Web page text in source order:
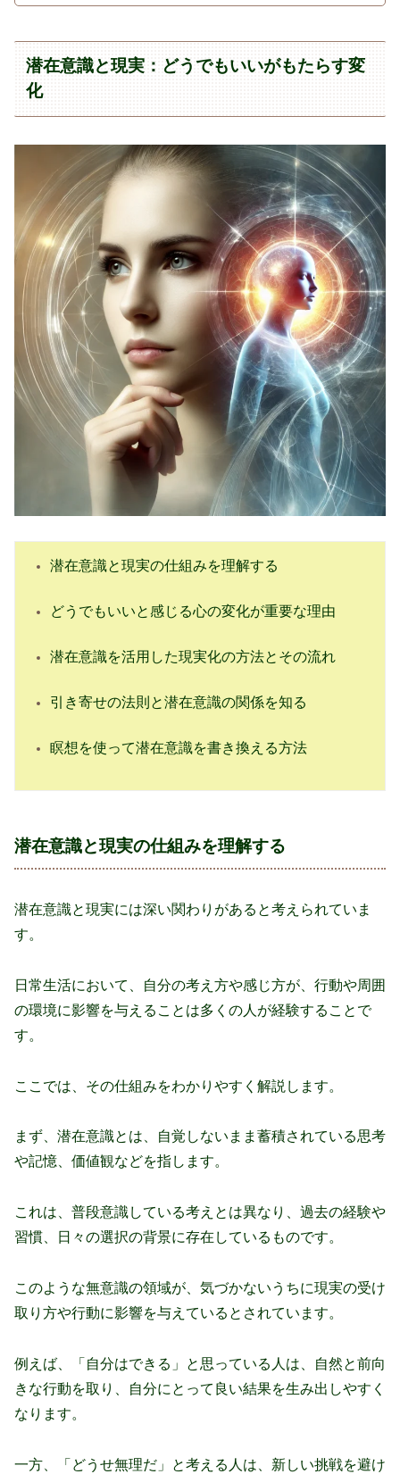
潜在意識と現実：どうでもいいがもたらす変
化
潜在意識と現実の仕組みを理解する
どうでもいいと感じる心の変化が重要な理由
潜在意識を活用した現実化の方法とその流れ
引き寄せの法則と潜在意識の関係を知る
瞑想を使って潜在意識を書き換える方法
潜在意識と現実の仕組みを理解する
潜在意識と現実には深い関わりがあると考えられていま
す。
日常生活において、自分の考え方や感じ方が、行動や周囲
の環境に影響を与えることは多くの人が経験することで
す。
ここでは、その仕組みをわかりやすく解説します。
まず、潜在意識とは、自覚しないまま蓄積されている思考
や記憶、価値観などを指します。
これは、普段意識している考えとは異なり、過去の経験や
習慣、日々の選択の背景に存在しているものです。
このような無意識の領域が、気づかないうちに現実の受け
取り方や行動に影響を与えているとされています。
例えば、「自分はできる」と思っている人は、自然と前向
きな行動を取り、自分にとって良い結果を生み出しやすく
なります。
一方、「どうせ無理だ」と考える人は、新しい挑戦を避け